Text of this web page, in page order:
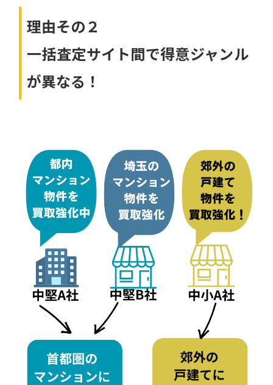
理由その２
一括査定サイト間で得意ジャンル
が異なる！